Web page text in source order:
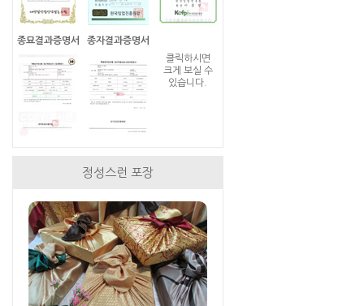
종묘결과증명서
종자결과증명서
클릭하시면
크게 보실 수
있습니다.
정성스런 포장